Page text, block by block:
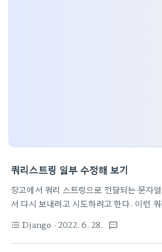
쿼리스트링 일부 수정해 보기
장고에서 쿼리 스트링으로 전달되는 문자
서 다시 보내려고 시도하려고 한다. 이런 쿼
네. 이걸 다른 객체로 복사하고, 수정/삭제/
변경을 한다음 QueryDict.copy()
format_list_bulleted Django · 2022. 6. 28. textsms